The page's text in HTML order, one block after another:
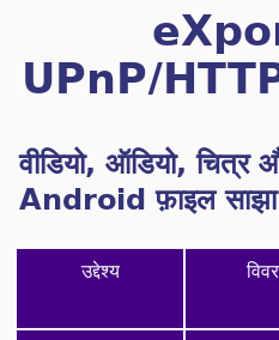
UPnP/HTTP
वीडियो, ऑडियो,
Android फ़ाइल
उद्देश्य